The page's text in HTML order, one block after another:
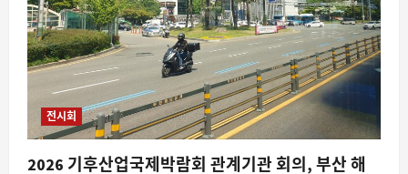
전시회
2026 기후산업국제박람회 관계기관 회의, 부산 해